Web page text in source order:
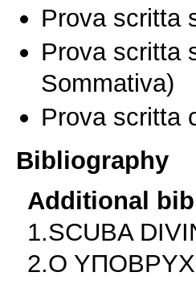
Prova scritta
Prova scritta
Sommativa)
Prova scritta
Bibliography
Additional
1.SCUBA
2.Ο